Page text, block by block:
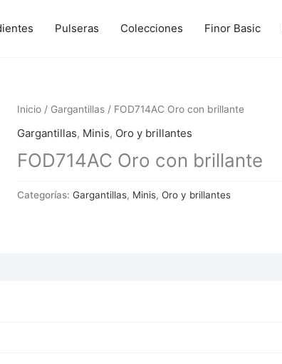
Pulseras Colecciones Finor Basic
Inicio / Gargantillas / FOD714AC Oro con brillante
Gargantillas, Minis, Oro y brillantes
FOD714AC Oro con brillante
Categorías: Gargantillas, Minis, Oro y brillantes